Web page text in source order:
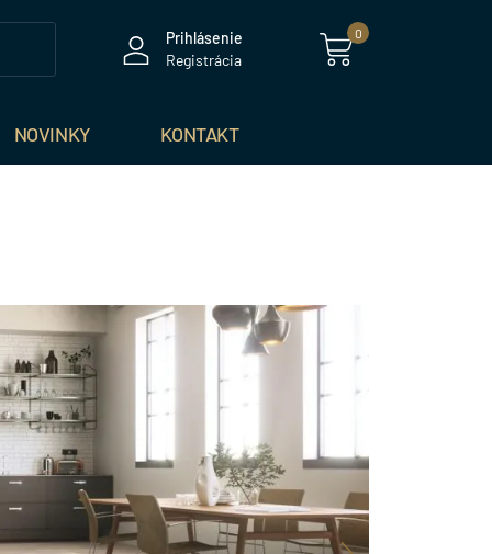
Prihlásenie
Registrácia
0
NOVINKY KONTAKT